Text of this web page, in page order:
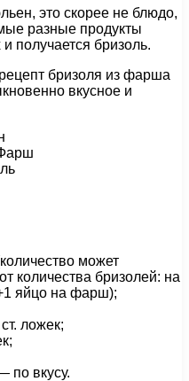
это скорее не блюдо,
разные продукты
получается бризоль.
бризоля из фарша
вкусное и
может
количества бризолей: на
яйцо на фарш);
ложек;
по вкусу.